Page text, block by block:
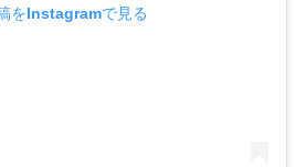
をInstagramで見る